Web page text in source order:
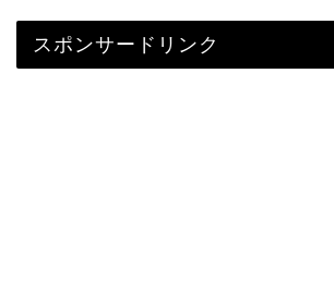
スポンサードリンク